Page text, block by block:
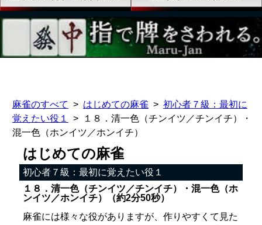
麻雀のすべて はじめての麻雀
初心者７級：最初に
覚えたい役１
１８．清一色（チンイツ／チンイチ）・
混一色（ホンイツ／ホンイチ）
はじめての麻雀
初心者７級：最初に覚えたい役１
１８．清一色（チンイツ／チンイチ）・混一色（ホ
ンイツ／ホンイチ）（約2分50秒）
麻雀には様々な役がありますが、作りやすくて見た